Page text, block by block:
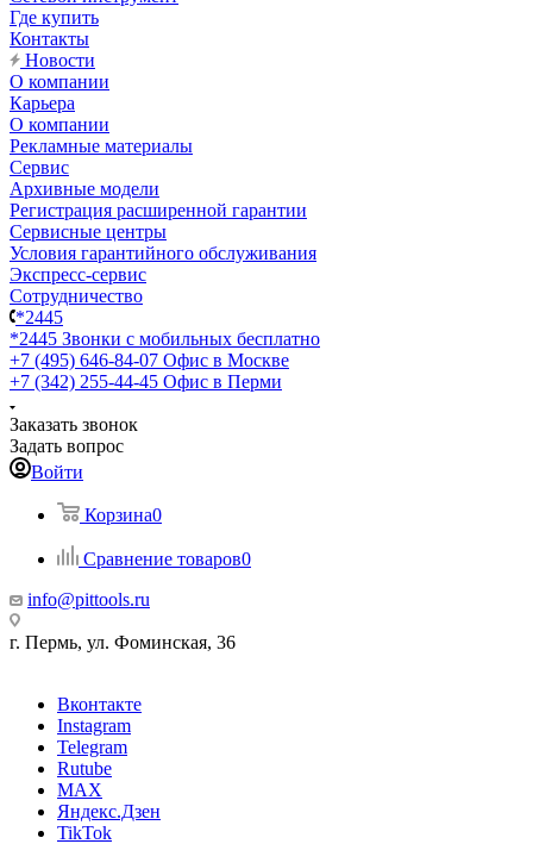
Где купить
Контакты
Новости
О компании
Карьера
О компании
Рекламные материалы
Сервис
Архивные модели
Регистрация расширенной гарантии
Сервисные центры
Условия гарантийного обслуживания
Экспресс-сервис
Сотрудничество
*2445
*2445 Звонки с мобильных бесплатно
+7 (495) 646-84-07 Офис в Москве
+7 (342) 255-44-45 Офис в Перми
Заказать звонок
Задать вопрос
Войти
Корзина0
Сравнение товаров0
info@pittools.ru
г. Пермь, ул. Фоминская, 36
Вконтакте
Instagram
Telegram
Rutube
MAX
Яндекс.Дзен
TikTok